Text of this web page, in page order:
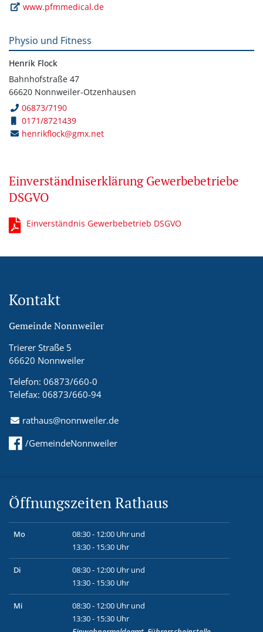
www.pfmmedical.de
Physio und Fitness
Henrik Flock
Bahnhofstraße 47
66620 Nonnweiler-Otzenhausen
06873/7190
0171/8721439
henrikflock@gmx.net
Einverständniserklärung Gewerbebetriebe
DSGVO
Einverständnis Gewerbebetrieb DSGVO
Kontakt
Gemeinde Nonnweiler
Trierer Straße 5
66620 Nonnweiler
Telefon: 06873/660-0
Telefax: 06873/660-94
rathaus@nonnweiler.de
/GemeindeNonnweiler
Öffnungszeiten Rathaus
Mo
08:30 - 12:00 Uhr und
13:30 - 15:30 Uhr
Di
08:30 - 12:00 Uhr und
13:30 - 15:30 Uhr
Mi
08:30 - 12:00 Uhr und
13:30 - 15:30 Uhr